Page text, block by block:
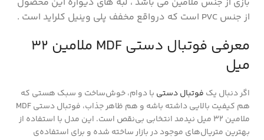
از جنس PVC است که درواقع مخفف پلی وینیل کلراید است .
معرفی فوتبال دستی MDF ملامین ۳۲
میل
اگر دنبال یک فوتبال دستی با دوام، خوش‌ساخت و سبک هستی که
هم کیفیت بالایی داشته باشه و هم ظاهر جذاب، فوتبال دستی MDF
ملامین ۳۲ میل نیدمد انتخابی بی‌نقص است. این مدل با استفاده از
بهترین متریال‌های موجود در بازار ساخته شده و برای استفاده‌ی